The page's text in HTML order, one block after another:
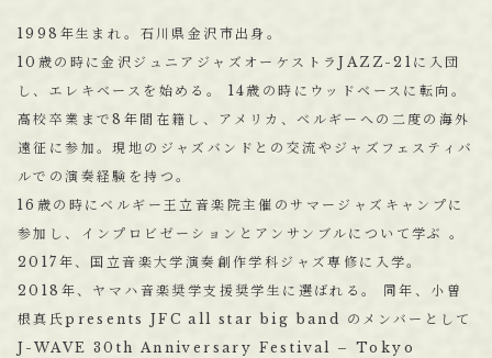
1998年生まれ。石川県金沢市出身。
10歳の時に金沢ジュニアジャズオーケストラJAZZ-21に入団
し、エレキベースを始める。 14歳の時にウッドベースに転向。
高校卒業まで8年間在籍し、アメリカ、ベルギーへの二度の海外
遠征に参加。現地のジャズバンドとの交流やジャズフェスティバ
ルでの演奏経験を持つ。
16歳の時にベルギー王立音楽院主催のサマージャズキャンプに
参加し、インプロビゼーションとアンサンブルについて学ぶ 。
2017年、国立音楽大学演奏創作学科ジャズ専修に入学。
2018年、ヤマハ音楽奨学支援奨学生に選ばれる。 同年、小曽
根真氏presents JFC all star big band のメンバーとして
J-WAVE 30th Anniversary Festival – Tokyo